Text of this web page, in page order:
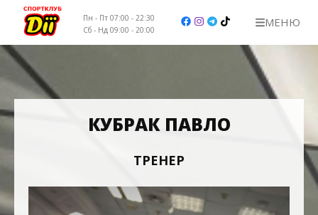
Пн - Пт 07:00 - 22:30
Сб - Нд 09:00 - 20:00
МЕНЮ
НАШІ КЛУБИ
ЦІНИ
КОНТАКТИ
КУБРАК ПАВЛО
ТРЕНЕР